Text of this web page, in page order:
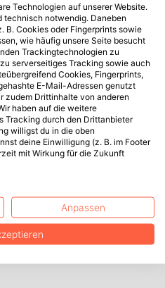
Technologien auf unserer Website.
technisch notwendig. Daneben
B. Cookies oder Fingerprints sowie
wie häufig unsere Seite besucht
Trackingtechnologien zu
serverseitiges Tracking sowie auch
Cookies, Fingerprints,
E-Mail-Adressen genutzt
zudem Drittinhalte von anderen
haben auf die weitere
Tracking durch den Drittanbieter
willigst du in die oben
deine Einwilligung (z. B. im Footer
mit Wirkung für die Zukunft
Anpassen